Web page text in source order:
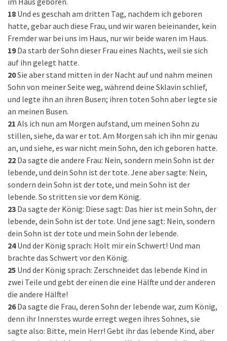
18 Und es geschah am dritten Tag, nachdem ich geboren
hatte, gebar auch diese Frau, und wir waren beieinander, kein
Fremder war bei uns im Haus, nur wir beide waren im Haus.
19 Da starb der Sohn dieser Frau eines Nachts, weil sie sich
auf ihn gelegt hatte.
20Sie aber stand mitten in der Nacht auf und nahm meinen
Sohn von meiner Seite weg, während deine Sklavin schlief,
und legte ihn an ihren Busen; ihren toten Sohn aber legte sie
an meinen Busen.
21 Als ich nun am Morgen aufstand, um meinen Sohn zu
stillen, siehe, da war er tot. Am Morgen sah ich ihn mir genau
an, und siehe, es war nicht mein Sohn, den ich geboren hatte.
22 Da sagte die andere Frau: Nein, sondern mein Sohn ist der
lebende, und dein Sohn ist der tote. Jene aber sagte: Nein,
sondern dein Sohn ist der tote, und mein Sohn ist der
lebende. So stritten sie vor dem König.
23 Da sagte der König: Diese sagt: Das hier ist mein Sohn, der
lebende, dein Sohn ist der tote. Und jene sagt: Nein, sondern
dein Sohn ist der tote und mein Sohn der lebende.
24 Und der König sprach: Holt mir ein Schwert! Und man
brachte das Schwert vor den König.
25 Und der König sprach: Zerschneidet das lebende Kind in
zwei Teile und gebt der einen die eine Hälfte und der anderen
die andere Hälfte!
26 Da sagte die Frau, deren Sohn der lebende war, zum König,
denn ihr Innerstes wurde erregt wegen ihres Sohnes, sie
sagte also: Bitte, mein Herr! Gebt ihr das lebende Kind, aber